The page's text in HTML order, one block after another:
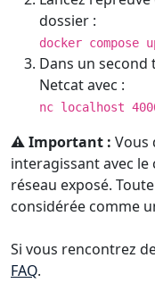
dossier :
docker compose
Dans un second
Netcat avec :
nc localhost
⚠️ Important : Vous
interagissant avec
réseau exposé.
considérée comme
Si vous rencontrez
FAQ.